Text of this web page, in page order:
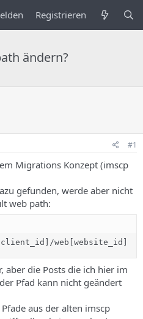
Registrieren
ändern?
#1
Migrations Konzept (imscp
gefunden, werde aber nicht
web path:
web[website_id]
aber die Posts die ich hier im
Pfad kann nicht geändert
aus der alten imscp